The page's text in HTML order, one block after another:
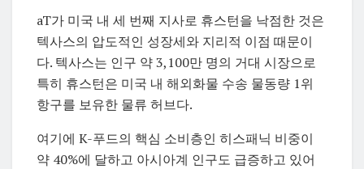
aT가 미국 내 세 번째 지사로 휴스턴을 낙점한 것은
텍사스의 압도적인 성장세와 지리적 이점 때문이
다. 텍사스는 인구 약 3,100만 명의 거대 시장으로
특히 휴스턴은 미국 내 해외화물 수송 물동량 1위
항구를 보유한 물류 허브다.
여기에 K-푸드의 핵심 소비층인 히스패닉 비중이
약 40%에 달하고 아시아계 인구도 급증하고 있어